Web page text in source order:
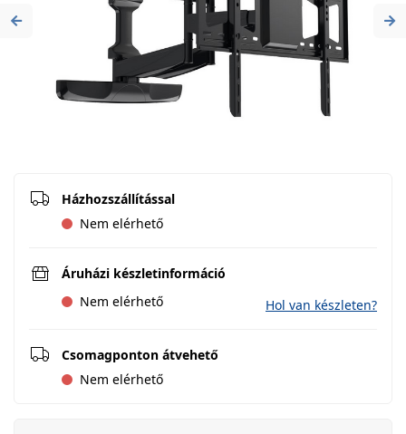
Previous
Házhozszállítással
Nem elérhető
Áruházi készletinformáció
Nem elérhető
Hol van készleten?
Csomagponton átvehető
Nem elérhető